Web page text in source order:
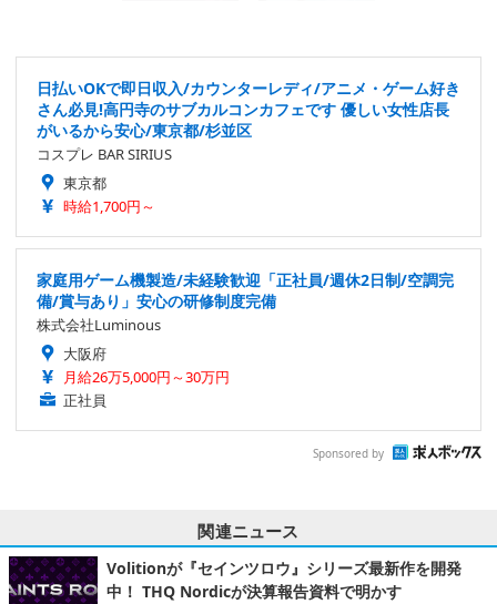
日払いOKで即日収入/カウンターレディ/アニメ・ゲーム好き
さん必見!高円寺のサブカルコンカフェです 優しい女性店長
がいるから安心/東京都/杉並区
コスプレ BAR SIRIUS
東京都
時給1,700円～
家庭用ゲーム機製造/未経験歓迎「正社員/週休2日制/空調完
備/賞与あり」安心の研修制度完備
株式会社Luminous
大阪府
月給26万5,000円～30万円
正社員
Sponsored by
関連ニュース
Volitionが『セインツロウ』シリーズ最新作を開発
中！ THQ Nordicが決算報告資料で明かす